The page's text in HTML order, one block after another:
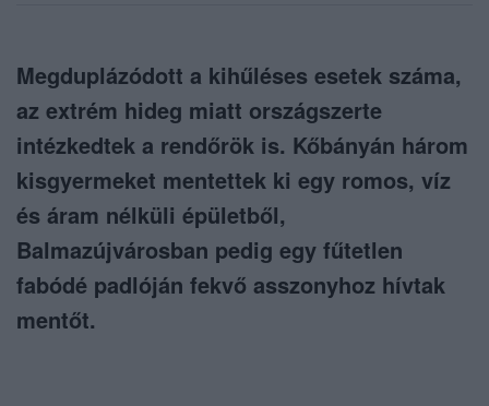
Megduplázódott a kihűléses esetek száma,
az extrém hideg miatt országszerte
intézkedtek a rendőrök is. Kőbányán három
kisgyermeket mentettek ki egy romos, víz
és áram nélküli épületből,
Balmazújvárosban pedig egy fűtetlen
fabódé padlóján fekvő asszonyhoz hívtak
mentőt.